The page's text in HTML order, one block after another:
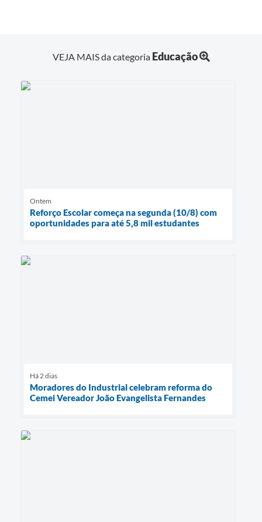
VEJA MAIS da categoria Educação
Ontem
Reforço Escolar começa na segunda (10/8) com
oportunidades para até 5,8 mil estudantes
Há 2 dias
Moradores do Industrial celebram reforma do
Cemei Vereador João Evangelista Fernandes